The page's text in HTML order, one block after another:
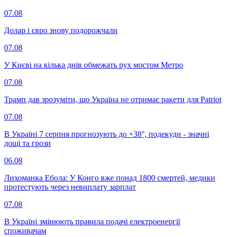
07.08
Долар і євро знову подорожчали
07.08
У Києві на кілька днів обмежать рух мостом Метро
07.08
Трамп дав зрозуміти, що Україна не отримає ракети для Patriot
07.08
В Україні 7 серпня прогнозують до +38°, подекуди - значні
дощі та грози
06.08
Лихоманка Ебола: У Конго вже понад 1800 смертей, медики
протестують через невиплату зарплат
07.08
В Україні змінюють правила подачі електроенергії
споживачам